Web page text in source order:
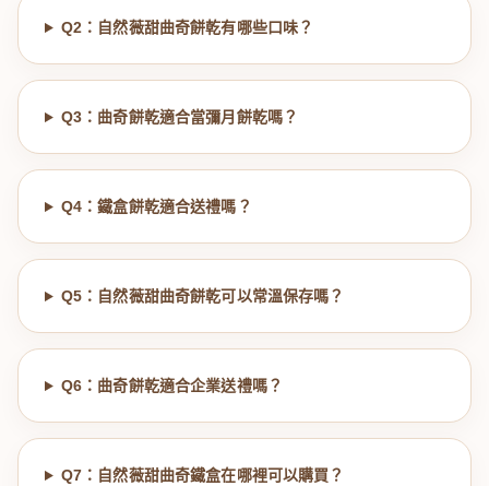
Q2：自然薇甜曲奇餅乾有哪些口味？
Q3：曲奇餅乾適合當彌月餅乾嗎？
Q4：鐵盒餅乾適合送禮嗎？
Q5：自然薇甜曲奇餅乾可以常溫保存嗎？
Q6：曲奇餅乾適合企業送禮嗎？
Q7：自然薇甜曲奇鐵盒在哪裡可以購買？